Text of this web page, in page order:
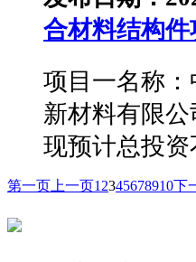
合材料结构
项目一名称
新材料有限
现预计总投资
第一页 上一页1 2345678910下